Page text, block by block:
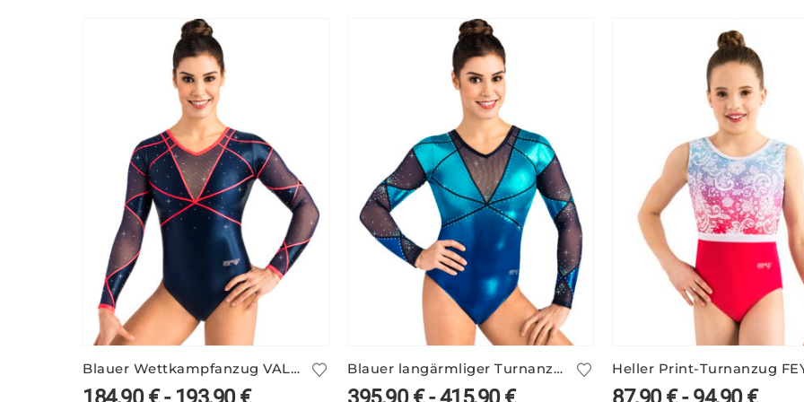
Blauer Wettkampfanzug VALERIE/2 mit Neon Blauer langärmliger Turnanzug VALERIE/1 mit Farbverlauf